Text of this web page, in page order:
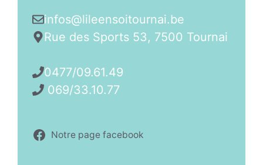
infos@lileensoitournai.be
Rue des Sports 53, 7500 Tournai
0477/09.61.49
069/33.10.77
Notre page facebook